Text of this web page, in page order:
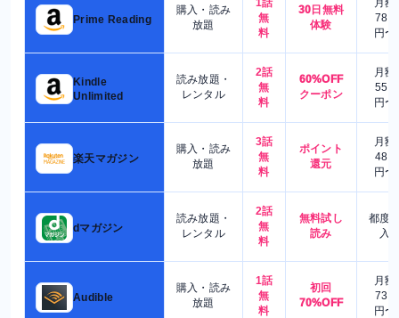
Prime Reading
購入・読み
放題
1話
無
料
30日無料
体験
月額
780
円〜
Kindle
Unlimited
読み放題・
レンタル
2話
無
料
60%OFF
クーポン
月額
550
円〜
楽天マガジン
購入・読み
放題
3話
無
料
ポイント
還元
月額
480
円〜
dマガジン
読み放題・
レンタル
2話
無
料
無料試し
読み
都度
入
Audible
購入・読み
放題
1話
無
料
初回
70%OFF
月額
730
円〜